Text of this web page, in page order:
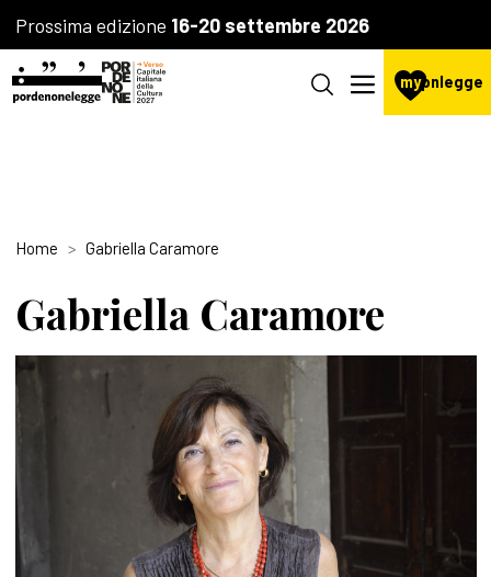
Prossima edizione 16-20 settembre 2026
mypnlegge
Home Gabriella Caramore
Gabriella Caramore